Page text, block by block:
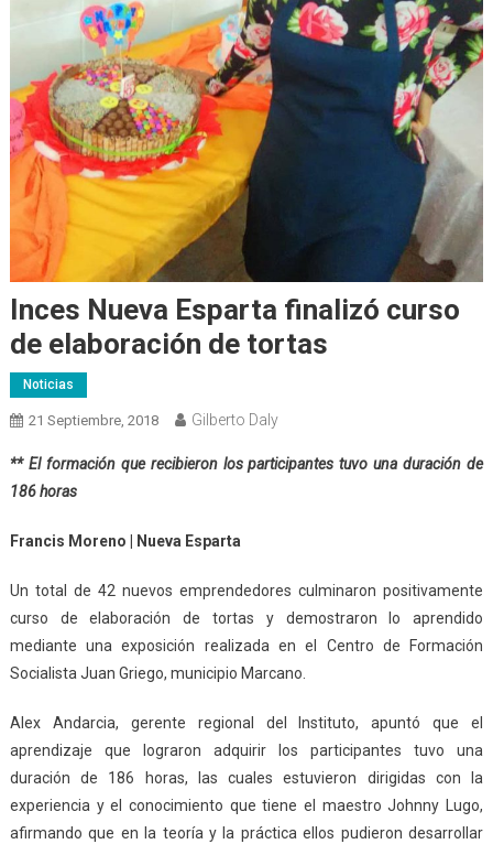
Inces Nueva Esparta finalizó curso
de elaboración de tortas
Noticias
21 Septiembre, 2018 Gilberto Daly
** El formación que recibieron los participantes tuvo una duración de
186 horas
Francis Moreno | Nueva Esparta
Un total de 42 nuevos emprendedores culminaron positivamente
curso de elaboración de tortas y demostraron lo aprendido
mediante una exposición realizada en el Centro de Formación
Socialista Juan Griego, municipio Marcano.
Alex Andarcia, gerente regional del Instituto, apuntó que el
aprendizaje que lograron adquirir los participantes tuvo una
duración de 186 horas, las cuales estuvieron dirigidas con la
experiencia y el conocimiento que tiene el maestro Johnny Lugo,
afirmando que en la teoría y la práctica ellos pudieron desarrollar